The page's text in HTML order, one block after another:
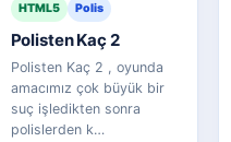
HTML5 Polis
Polisten Kaç 2
Polisten Kaç 2 , oyunda
amacımız çok büyük bir
suç işledikten sonra
polislerden k…